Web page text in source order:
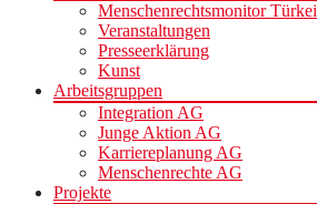
Menschenrechtsmonitor Türkei
Veranstaltungen
Presseerklärung
Kunst
Arbeitsgruppen
Integration AG
Junge Aktion AG
Karriereplanung AG
Menschenrechte AG
Projekte